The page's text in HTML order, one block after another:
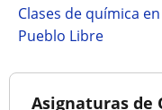
Clases de química en
Pueblo Libre
Asignaturas de